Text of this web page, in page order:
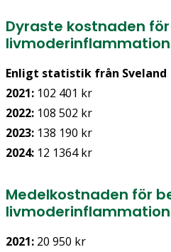
Dyraste kostnaden
livmoderinflammation
Enligt statistik från Sveland
2021: 102 401 kr
2022: 108 502 kr
2023: 138 190 kr
2024: 12 1364 kr
Medelkostnaden för
livmoderinflammation
2021: 20 950 kr